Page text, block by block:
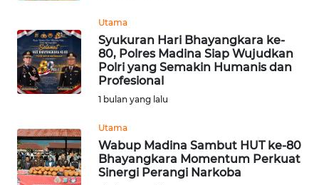
Utama
Syukuran Hari Bhayangkara ke-
80, Polres Madina Siap Wujudkan
Polri yang Semakin Humanis dan
Profesional
1 bulan yang lalu
Utama
Wabup Madina Sambut HUT ke-80
Bhayangkara Momentum Perkuat
Sinergi Perangi Narkoba
WAHANA
TV
WAHANANEWS
WAHANANEWS
CO ID